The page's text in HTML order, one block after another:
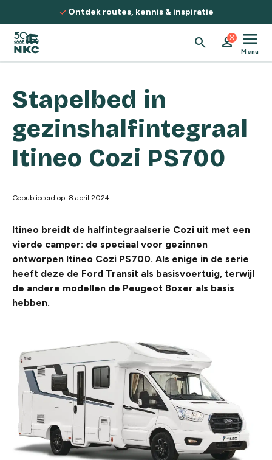
Spring naar de inhoud
checkOntdek routes, kennis & inspiratie
search person
close menu
Menu
Stapelbed in
gezinshalfintegraal
Itineo Cozi PS700
Gepubliceerd op: 8 april 2024
Itineo breidt de halfintegraalserie Cozi uit met een
vierde camper: de speciaal voor gezinnen
ontworpen Itineo Cozi PS700. Als enige in de serie
heeft deze de Ford Transit als basisvoertuig, terwijl
de andere modellen de Peugeot Boxer als basis
hebben.